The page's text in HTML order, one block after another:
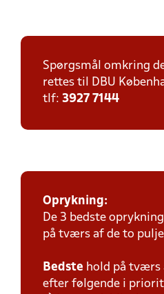
Spørgsmål omkring
rettes til DBU
tlf: 3927 7144
Oprykning:
De 3 bedste
på tværs af de to
Bedste hold på tværs
efter følgende i